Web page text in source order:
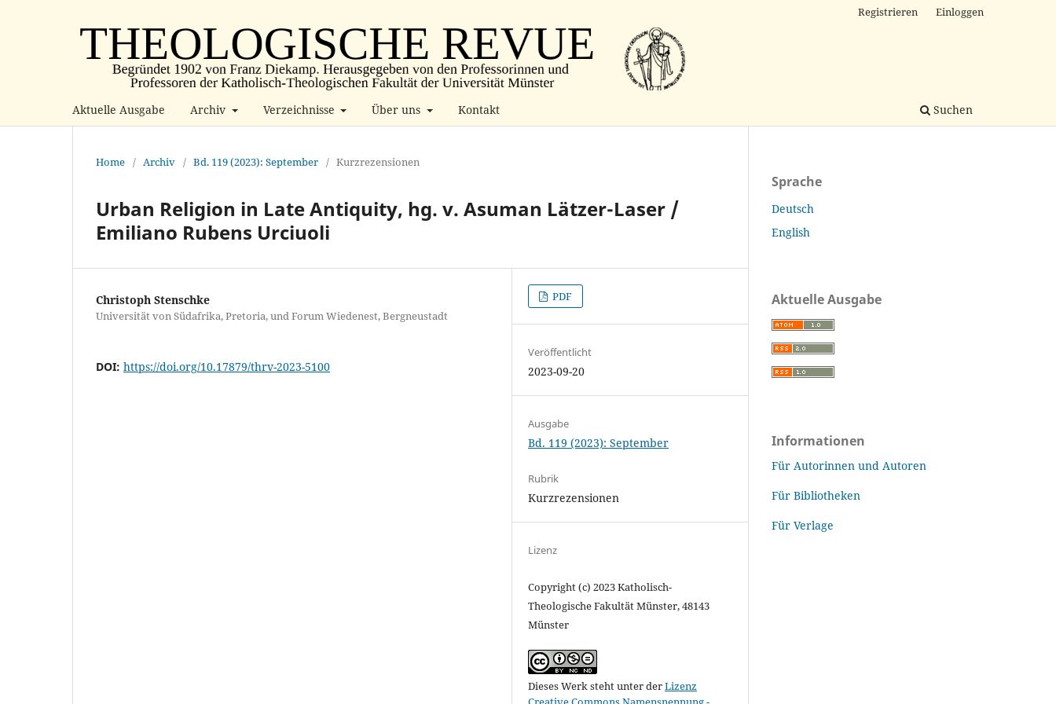
Aktuelle Ausgabe Archiv Verzeichnisse Über uns Kontakt Suchen
Registrieren Einloggen
Home / Archiv / Bd. 119 (2023): September / Kurzrezensionen
Urban Religion in Late Antiquity, hg. v. Asuman Lätzer-Laser /
Emiliano Rubens Urciuoli
Christoph Stenschke
Universität von Südafrika, Pretoria, und Forum Wiedenest, Bergneustadt
DOI: https://doi.org/10.17879/thrv-2023-5100
PDF
Veröffentlicht
2023-09-20
Ausgabe
Bd. 119 (2023): September
Rubrik
Kurzrezensionen
Lizenz
Copyright (c) 2023 Katholisch-
Theologische Fakultät Münster, 48143
Münster
Dieses Werk steht unter derLizenz
Sprache
Deutsch
English
Aktuelle Ausgabe
Informationen
Für Autorinnen und Autoren
Für Bibliotheken
Für Verlage